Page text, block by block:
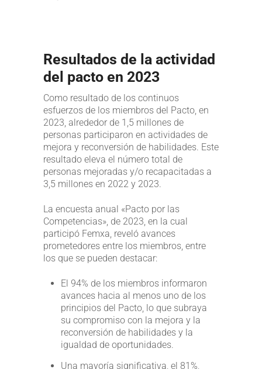
Resultados de la actividad
del pacto en 2023
Como resultado de los continuos
esfuerzos de los miembros del Pacto, en
2023, alrededor de 1,5 millones de
personas participaron en actividades de
mejora y reconversión de habilidades. Este
resultado eleva el número total de
personas mejoradas y/o recapacitadas a
3,5 millones en 2022 y 2023.
La encuesta anual «Pacto por las
Competencias», de 2023, en la cual
participó Femxa, reveló avances
prometedores entre los miembros, entre
los que se pueden destacar:
El 94% de los miembros informaron
avances hacia al menos uno de los
principios del Pacto, lo que subraya
su compromiso con la mejora y la
reconversión de habilidades y la
igualdad de oportunidades.
Una mayoría significativa, el 81%,